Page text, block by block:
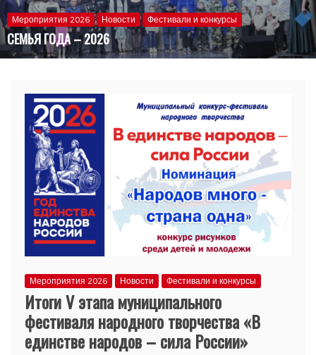
Мероприятия 2026 Новости Фестивали и конкурсы
СЕМЬЯ ГОДА – 2026
Мероприятия 2026 Новости Фестивали и конкурсы
Итоги V этапа муниципального
фестиваля народного творчества «В
единстве народов – сила России»